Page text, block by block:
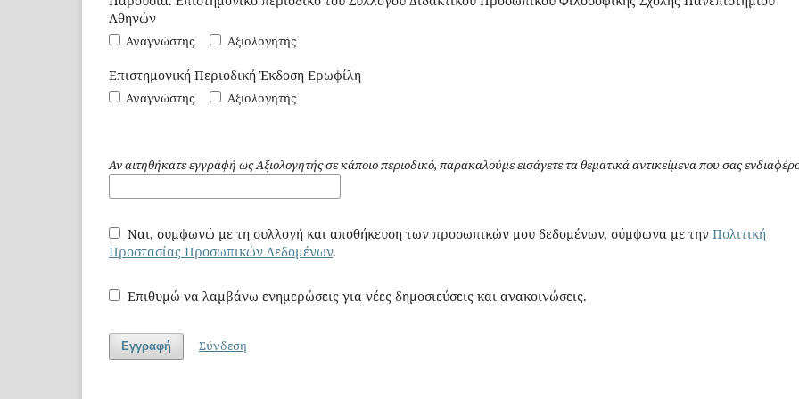
Αθηνών
Αναγνώστης Αξιολογητής
Επιστημονική Περιοδική Έκδοση Ερωφίλη
Αναγνώστης Αξιολογητής
Αν αιτηθήκατε εγγραφή ως Αξιολογητής σε κάποιο περιοδικό, παρακαλούμε εισάγετε τα θεματικά αντικείμενα που σας
Ναι, συμφωνώ με τη συλλογή και αποθήκευση των προσωπικών μου δεδομένων, σύμφωνα με την Πολιτική
Προστασίας Προσωπικών Δεδομένων.
Επιθυμώ να λαμβάνω ενημερώσεις για νέες δημοσιεύσεις και ανακοινώσεις.
Εγγραφή Σύνδεση